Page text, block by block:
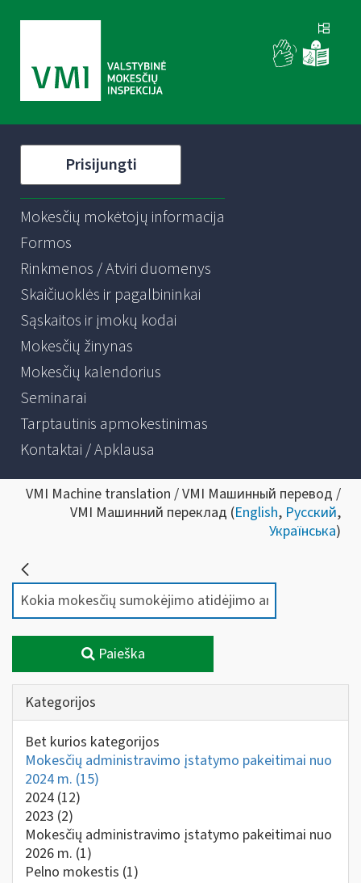
Prisijungti
Mokesčių mokėtojų informacija
Formos
Rinkmenos / Atviri duomenys
Skaičiuoklės ir pagalbininkai
Sąskaitos ir įmokų kodai
Mokesčių žinynas
Mokesčių kalendorius
Seminarai
Tarptautinis apmokestinimas
Kontaktai / Apklausa
VMI Machine translation / VMI Машинный перевод /
VMI Машинний переклад (English, Русский,
Українська)
Paieška
Kategorijos
Bet kurios kategorijos
Mokesčių administravimo įstatymo pakeitimai nuo
2024 m. (15)
2024 (12)
2023 (2)
Mokesčių administravimo įstatymo pakeitimai nuo
2026 m. (1)
Pelno mokestis (1)